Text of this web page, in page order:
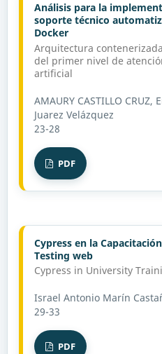
Análisis para la
soporte técnico
Docker
Arquitectura
del primer nivel de
artificial
AMAURY CASTILLO
Juarez Velázquez
23-28
PDF
Cypress en la
Testing web
Cypress in University
Israel Antonio Marín
29-33
PDF